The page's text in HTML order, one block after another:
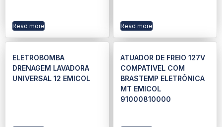
Read more Read more
ELETROBOMBA
DRENAGEM LAVADORA
UNIVERSAL 12 EMICOL
ATUADOR DE FREIO 127V
COMPATIVEL COM
BRASTEMP ELETRÔNICA
MT EMICOL
91000810000